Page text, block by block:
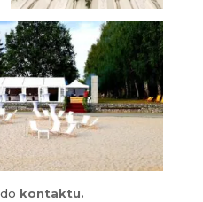
kontaktu.